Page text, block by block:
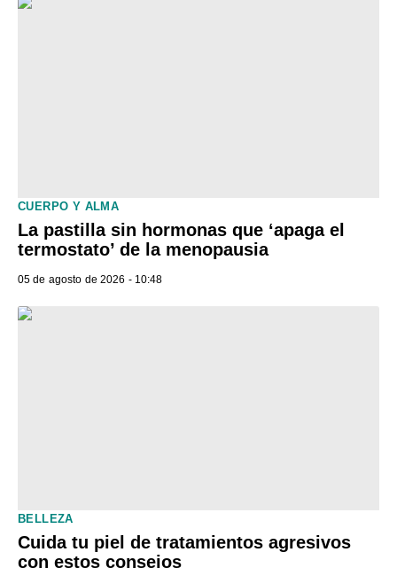
CUERPO Y ALMA
La pastilla sin hormonas que ‘apaga el
termostato’ de la menopausia
05 de agosto de 2026 - 10:48
BELLEZA
Cuida tu piel de tratamientos agresivos
con estos consejos